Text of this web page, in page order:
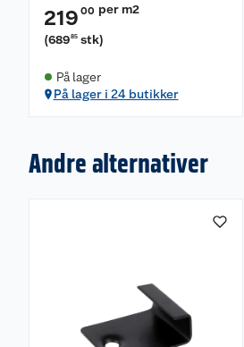
219 00 per m2
(68985 stk)
På lager
På lager i 24 butikker
Andre alternativer